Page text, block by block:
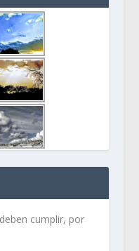
cumplir, por